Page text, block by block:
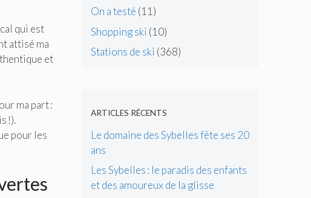
qui est
attisé ma
et
ma part :
!).
pour les
On a testé (11)
Shopping ski (10)
Stations de ski (368)
ARTICLES RÉCENTS
Le domaine des Sybelles fête ses 20
ans
Les Sybelles : le paradis des enfants
et des amoureux de la glisse